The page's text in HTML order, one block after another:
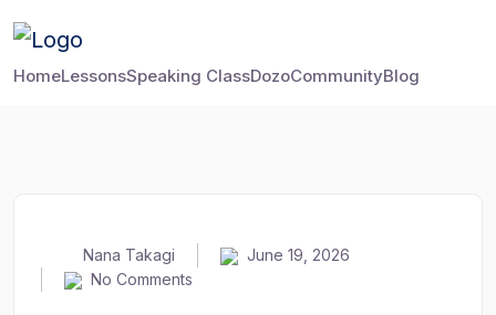
HomeLessonsSpeaking ClassDozoCommunityBlog
Nana Takagi
June 19, 2026
No Comments